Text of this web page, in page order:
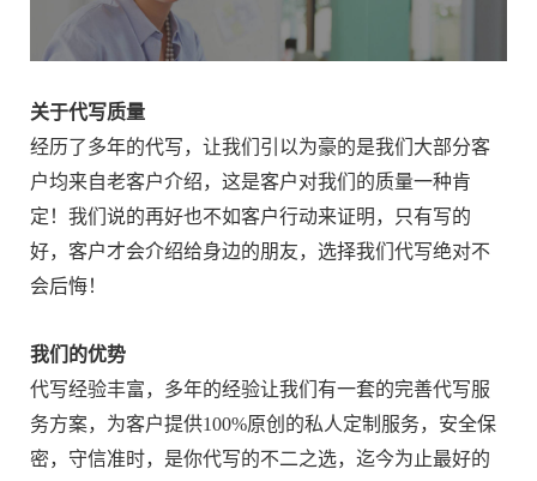
关于代写质量
经历了多年的代写，让我们引以为豪的是我们大部分客
户均来自老客户介绍，这是客户对我们的质量一种肯
定！我们说的再好也不如客户行动来证明，只有写的
好，客户才会介绍给身边的朋友，选择我们代写绝对不
会后悔！
我们的优势
代写经验丰富，多年的经验让我们有一套的完善代写服
务方案，为客户提供100%原创的私人定制服务，安全保
密，守信准时，是你代写的不二之选，迄今为止最好的